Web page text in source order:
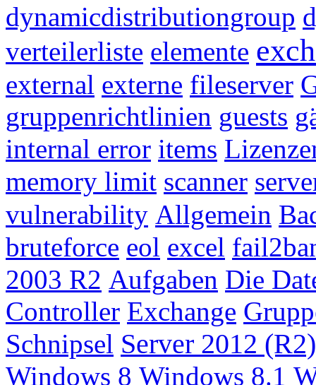
dynamicdistributiongroup
verteilerliste elemente
external externe fileserver
gruppenrichtlinien guests
internal error items
memory limit scanner
vulnerability Allgemein
bruteforce eol excel
2003 R2 Aufgaben Die
Controller Exchange
Schnipsel Server 2012 (R2)
Windows 8 Windows 8.1